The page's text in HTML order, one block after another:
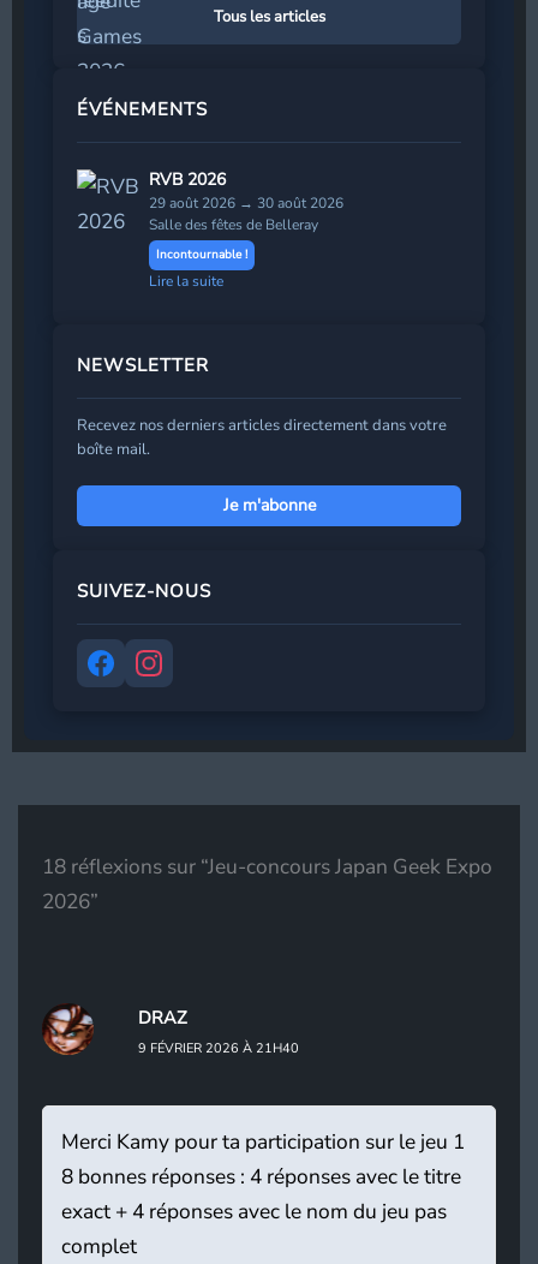
Tous les articles
ÉVÉNEMENTS
RVB 2026
29 août 2026 → 30 août 2026
Salle des fêtes de Belleray
Incontournable !
Lire la suite
NEWSLETTER
Recevez nos derniers articles directement dans votre
boîte mail.
Je m'abonne
SUIVEZ-NOUS
18 réflexions sur “Jeu-concours Japan Geek Expo
2026”
DRAZ
9 FÉVRIER 2026 À 21H40
Merci Kamy pour ta participation sur le jeu 1
8 bonnes réponses : 4 réponses avec le titre
exact + 4 réponses avec le nom du jeu pas
complet